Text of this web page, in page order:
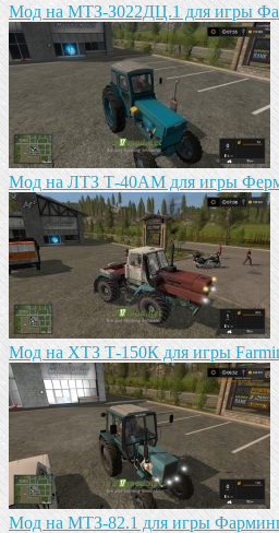
Mод на MTЗ-З022ДЦ.1 для игры
Мод на ЛТЗ Т-40АМ для игры
Мод на ХТЗ Т-150К для игры
Мод на МТЗ-82.1 для игры